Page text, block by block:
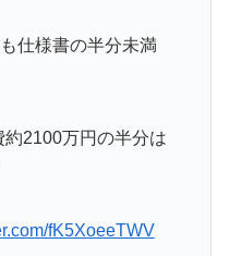
仕様書の半分未満
2100万円の半分は
fK5XoeeTWV